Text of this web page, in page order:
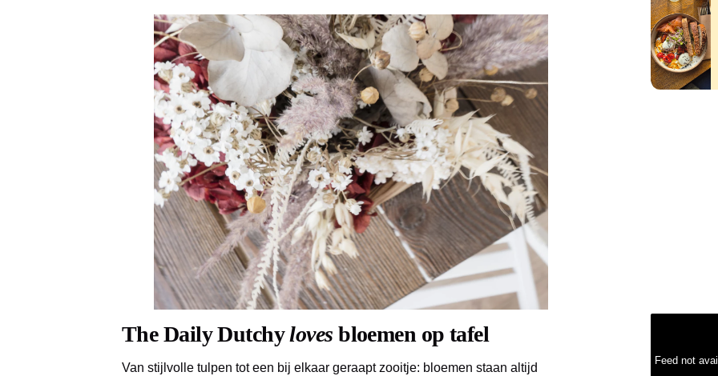
The Daily Dutchyloves bloemen op tafel
Van stijlvolle tulpen tot een bij elkaar geraapt zooitje: bloemen staan altijd
Feed not